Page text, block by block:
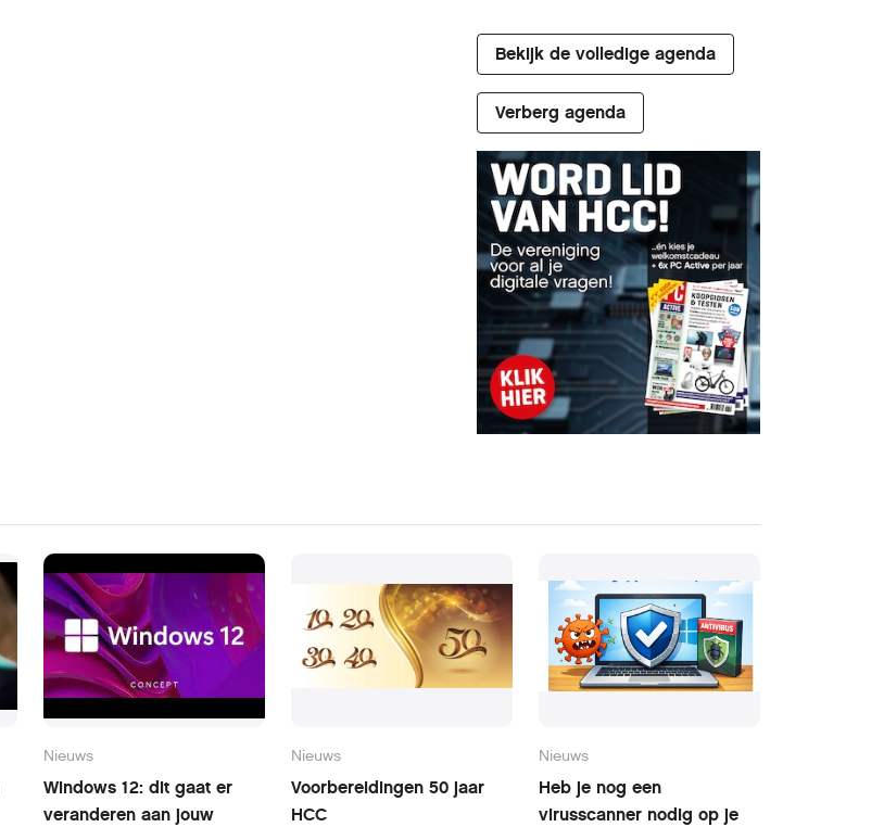
Bekijk de volledige agenda
Verberg agenda
Nieuws
Windows 12: dit gaat er
veranderen aan jouw
Nieuws
Voorbereidingen 50 jaar
HCC
Nieuws
Heb je nog een
virusscanner nodig op je